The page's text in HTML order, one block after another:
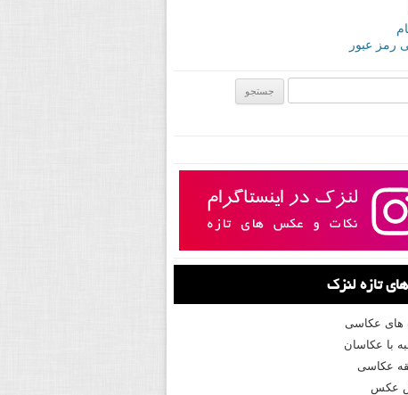
رمز عبور
تازه لنزک
های عکاسی
با عکاسان
عکاسی
عکس